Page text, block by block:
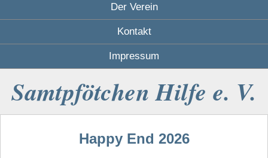
Der Verein
Kontakt
Impressum
Samtpfötchen Hilfe e. V.
Happy End 2026